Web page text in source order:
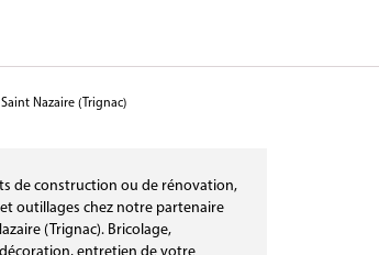
Nazaire (Trignac)
de construction ou de rénovation,
outillages chez notre partenaire
(Trignac). Bricolage,